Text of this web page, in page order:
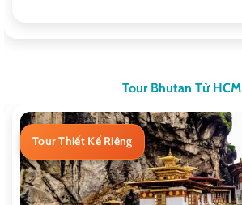
Tour Bhutan Từ HCM
Tour Thiết Kế Riêng